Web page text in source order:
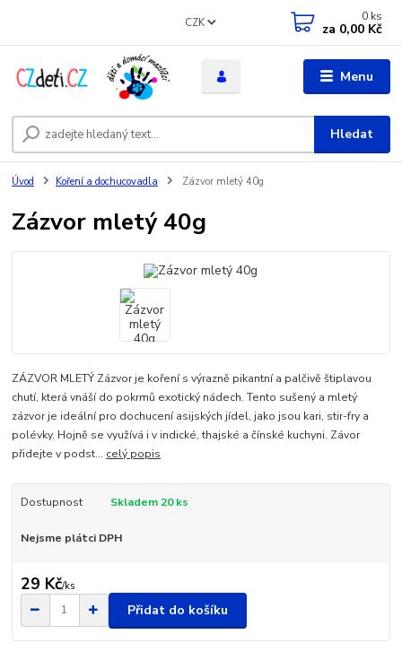
Menu
CZK
Hledat
0 ks
za 0,00 Kč
Úvod Koření a dochucovadla Zázvor mletý 40g
Zázvor mletý 40g
ZÁZVOR MLETÝ Zázvor je koření s výrazně pikantní a palčivě štiplavou
chutí, která vnáší do pokrmů exotický nádech. Tento sušený a mletý
zázvor je ideální pro dochucení asijských jídel, jako jsou kari, stir-fry a
polévky. Hojně se využívá i v indické, thajské a čínské kuchyni. Závor
přidejte v podst... celý popis
Dostupnost Skladem 20 ks
Nejsme plátci DPH
29 Kč/ks
Přidat do košíku